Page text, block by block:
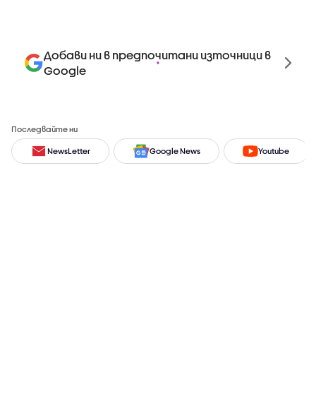
Добави ни в предпочитани източници в
Google
Последвайте ни
NewsLetter Google News Youtube